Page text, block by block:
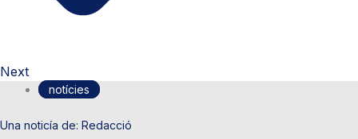
Next
notícies
Redacció